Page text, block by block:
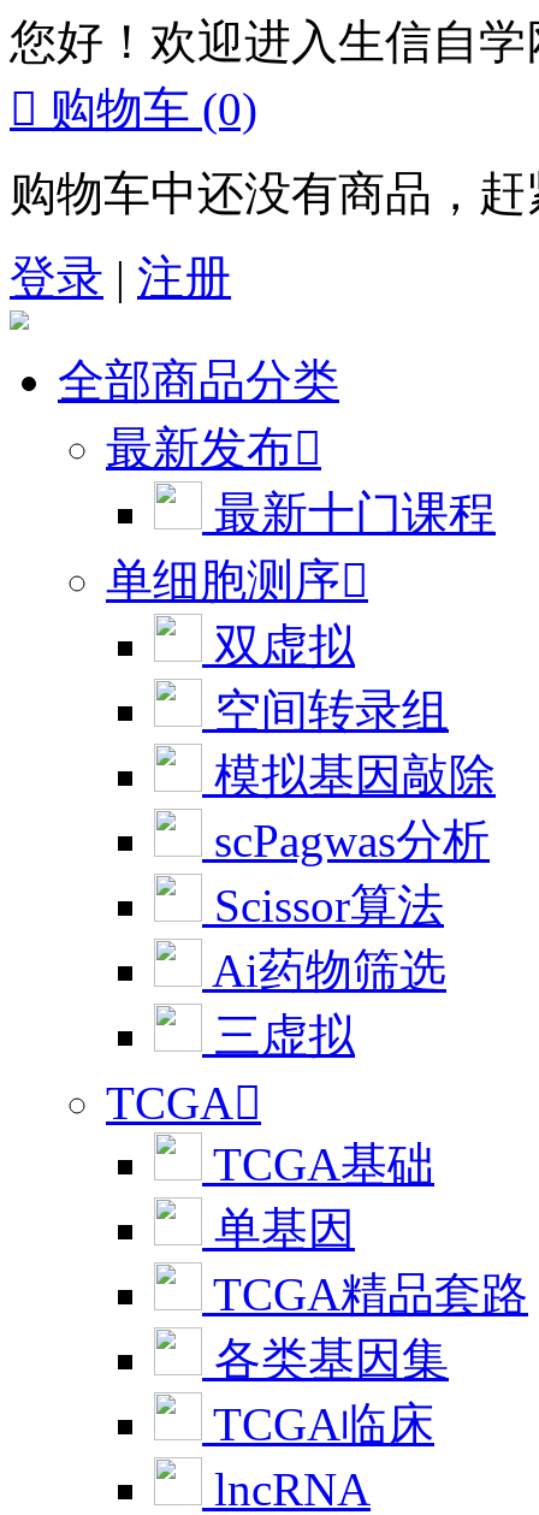
您好！欢迎进入生信自学
 购物车 (0)
购物车中还没有商品，
登录 | 注册
全部商品分类
最新发布
最新十门课程
单细胞测序
双虚拟
空间转录组
模拟基因敲除
scPagwas分析
Scissor算法
Ai药物筛选
三虚拟
TCGA
TCGA基础
单基因
TCGA精品套路
各类基因集
TCGA临床
lncRNA